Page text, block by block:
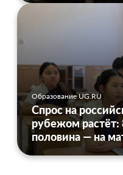
Образование UG.RU
Спрос на
рубежом растёт:
половина — на